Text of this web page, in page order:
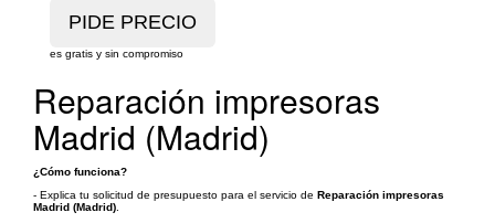
es gratis y sin compromiso
Reparación impresoras
Madrid (Madrid)
¿Cómo funciona?
- Explica tu solicitud de presupuesto para el servicio de Reparación impresoras
Madrid (Madrid)